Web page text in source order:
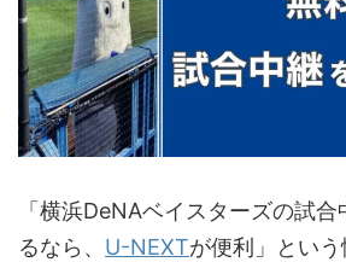
「横浜DeNAベイスターズの試
るなら、 U-NEXTが便利」とい